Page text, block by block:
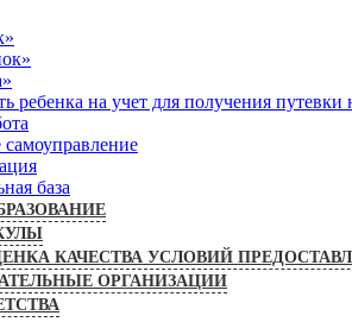
ребенка на учет для получения
база
КАЧЕСТВА УСЛОВИЙ
ОРГАНИЗАЦИИ